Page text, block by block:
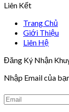
Liên Kết
Trang Chủ
Giới Thiệu
Liên Hệ
Đăng Ký Nhận
Nhập Email của